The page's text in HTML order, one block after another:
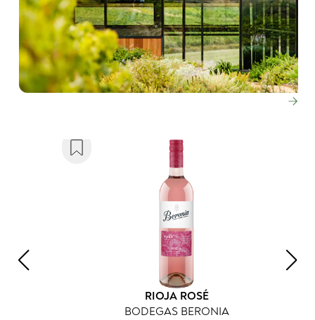
RIOJA ROSÉ
BODEGAS BERONIA